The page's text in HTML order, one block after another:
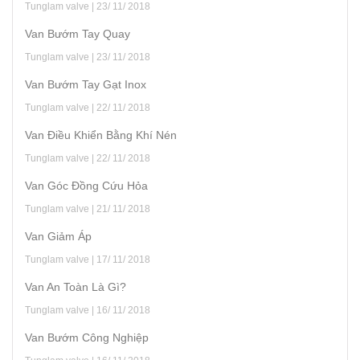
Tunglam valve | 23/ 11/ 2018
Van Bướm Tay Quay
Tunglam valve | 23/ 11/ 2018
Van Bướm Tay Gạt Inox
Tunglam valve | 22/ 11/ 2018
Van Điều Khiển Bằng Khí Nén
Tunglam valve | 22/ 11/ 2018
Van Góc Đồng Cứu Hỏa
Tunglam valve | 21/ 11/ 2018
Van Giảm Áp
Tunglam valve | 17/ 11/ 2018
Van An Toàn Là Gì?
Tunglam valve | 16/ 11/ 2018
Van Bướm Công Nghiệp